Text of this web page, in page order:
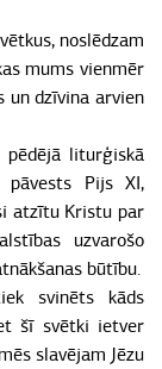
noslēdzam
mums vienmēr
un dzīvina arvien
pēdējā liturģiskā
pāvests Pijs XI,
atzītu Kristu par
uzvarošo
būtību.
svinēts kāds
šī svētki ietver
slavējam Jēzu